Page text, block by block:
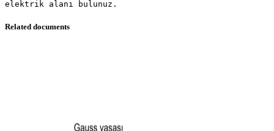
Related documents